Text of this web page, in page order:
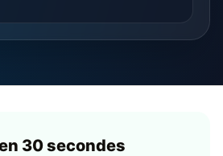
30 secondes